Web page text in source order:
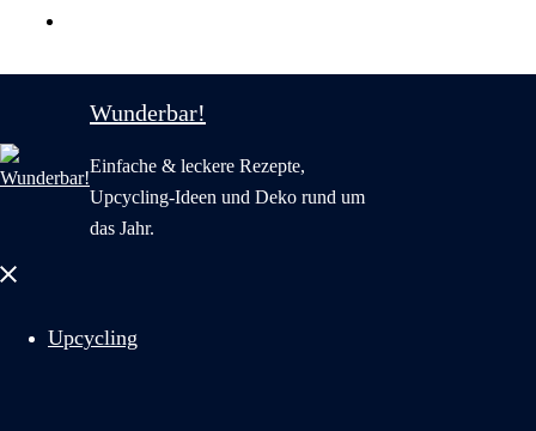
Wunderbar!
Einfache & leckere Rezepte,
Upcycling-Ideen und Deko rund um
das Jahr.
Menü
Upcycling